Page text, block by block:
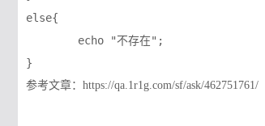
else{
参考文章：https://qa.1r1g.com/sf/ask/462751761/